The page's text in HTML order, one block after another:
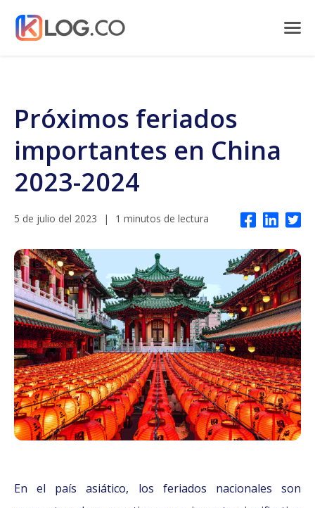
Próximos feriados
importantes en China
2023-2024
5 de julio del 2023 | 1 minutos de lectura
En el país asiático, los feriados nacionales son